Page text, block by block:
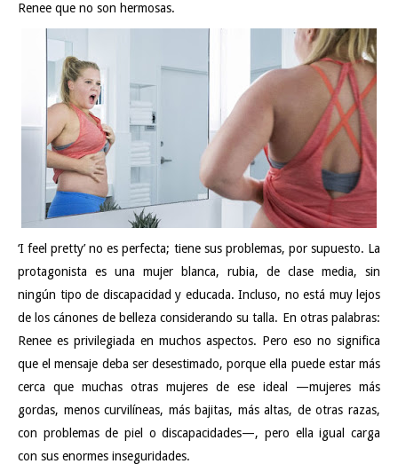
Renee que no son hermosas.
‘I feel pretty’ no es perfecta; tiene sus problemas, por supuesto. La
protagonista es una mujer blanca, rubia, de clase media, sin
ningún tipo de discapacidad y educada. Incluso, no está muy lejos
de los cánones de belleza considerando su talla. En otras palabras:
Renee es privilegiada en muchos aspectos. Pero eso no significa
que el mensaje deba ser desestimado, porque ella puede estar más
cerca que muchas otras mujeres de ese ideal —mujeres más
gordas, menos curvilíneas, más bajitas, más altas, de otras razas,
con problemas de piel o discapacidades—, pero ella igual carga
con sus enormes inseguridades.